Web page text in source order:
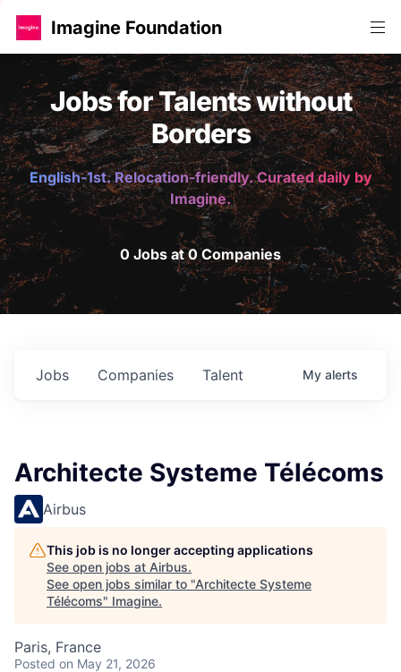
Imagine Foundation
Jobs for Talents without
Borders
English-1st. Relocation-friendly. Curated daily by
Imagine.
0 Jobs at 0 Companies
Jobs Companies Talent My alerts
Architecte Systeme Télécoms
Airbus
This job is no longer accepting applications
See open jobs at Airbus.
See open jobs similar to "Architecte Systeme
Télécoms" Imagine.
Paris, France
Posted on May 21, 2026